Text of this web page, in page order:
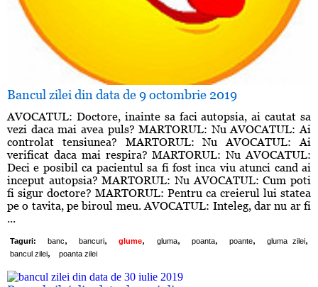
Bancul zilei din data de 9 octombrie 2019
AVOCATUL: Doctore, inainte sa faci autopsia, ai cautat sa
vezi daca mai avea puls? MARTORUL: Nu AVOCATUL: Ai
controlat tensiunea? MARTORUL: Nu AVOCATUL: Ai
verificat daca mai respira? MARTORUL: Nu AVOCATUL:
Deci e posibil ca pacientul sa fi fost inca viu atunci cand ai
inceput autopsia? MARTORUL: Nu AVOCATUL: Cum poti
fi sigur doctore? MARTORUL: Pentru ca creierul lui statea
pe o tavita, pe biroul meu. AVOCATUL: Inteleg, dar nu ar fi
...
Taguri: banc, bancuri, glume, gluma, poanta, poante, gluma zilei,
bancul zilei, poanta zilei